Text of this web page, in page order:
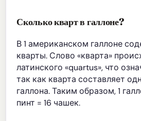
Сколько кварт в галлоне?
В 1 американском галлоне
кварты. Слово «кварта»
латинского «quartus», что
так как кварта составляет
галлона. Таким образом, 1
пинт = 16 чашек.